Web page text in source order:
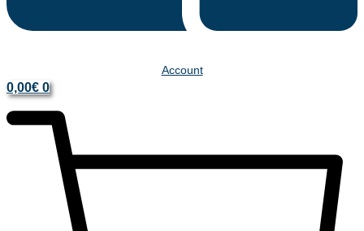
Account
0,00€ 0